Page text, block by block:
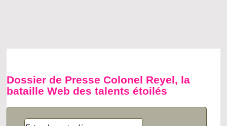
Dossier de Presse Colonel Reyel, la
bataille Web des talents étoilés